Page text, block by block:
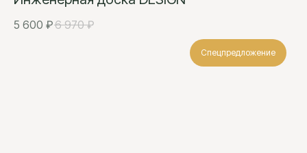
5 600 ₽6 970 ₽
Спецпредложение